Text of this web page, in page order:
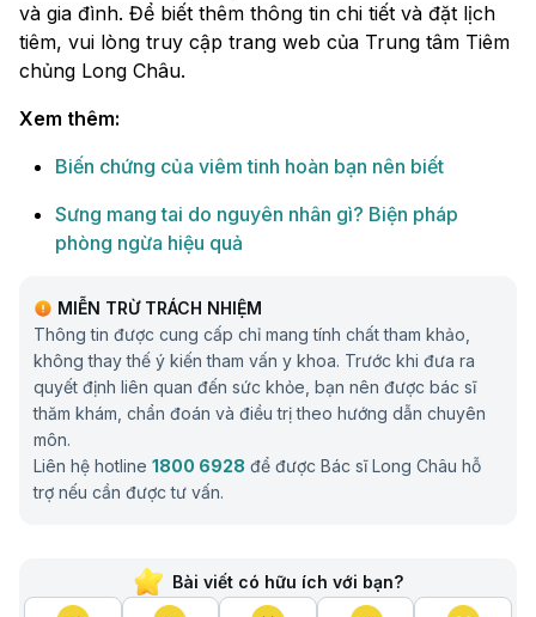
và gia đình. Để biết thêm thông tin chi tiết và đặt lịch
tiêm, vui lòng truy cập trang web của Trung tâm Tiêm
chủng Long Châu.
Xem thêm:
Biến chứng của viêm tinh hoàn bạn nên biết
Sưng mang tai do nguyên nhân gì? Biện pháp
phòng ngừa hiệu quả
MIỄN TRỪ TRÁCH NHIỆM
Thông tin được cung cấp chỉ mang tính chất tham khảo,
không thay thế ý kiến tham vấn y khoa. Trước khi đưa ra
quyết định liên quan đến sức khỏe, bạn nên được bác sĩ
thăm khám, chẩn đoán và điều trị theo hướng dẫn chuyên
môn.
Liên hệ hotline 1800 6928 để được Bác sĩ Long Châu hỗ
trợ nếu cần được tư vấn.
Bài viết có hữu ích với bạn?